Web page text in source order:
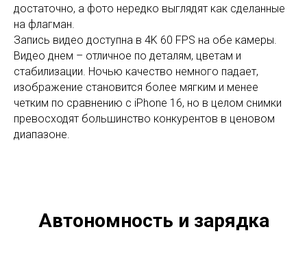
достаточно, а фото нередко выглядят как сделанные
на флагман.
Запись видео доступна в 4K 60 FPS на обе камеры.
Видео днем – отличное по деталям, цветам и
стабилизации. Ночью качество немного падает,
изображение становится более мягким и менее
четким по сравнению с iPhone 16, но в целом снимки
превосходят большинство конкурентов в ценовом
диапазоне.
Автономность и зарядка